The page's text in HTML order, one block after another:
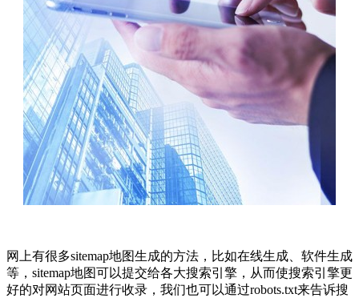
网上有很多sitemap地图生成的方法，比如在线生成、软件生成
等，sitemap地图可以提交给各大搜索引擎，从而使搜索引擎更
好的对网站页面进行收录，我们也可以通过robots.txt来告诉搜